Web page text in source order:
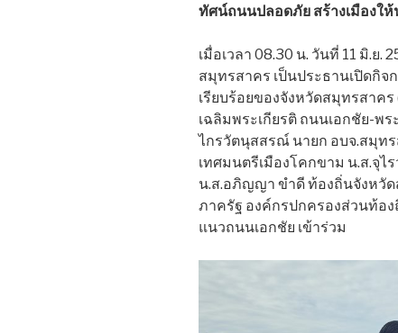
ทัศน์ถนนปลอดภัย สร้างเมืองให้
เมื่อเวลา 08.30 น. วันที่ 11 มิ.ย.
สมุทรสาคร เป็นประธานเปิดกิจ
เรียบร้อยของจังหวัดสมุทรสาค
เฉลิมพระเกียรติ ถนนเอกชัย-พ
ไกรวัตนุสสรณ์ นายก อบจ.สมุท
เทศมนตรีเมืองโคกขาม น.ส.จุไ
น.ส.อภิญญา ขำดี ท้องถิ่นจังหวั
ภาครัฐ องค์กรปกครองส่วนท้อ
แนวถนนเอกชัย เข้าร่วม